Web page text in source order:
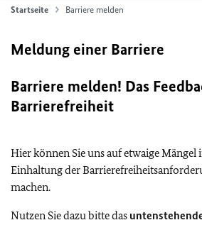
Startseite Barriere melden
Meldung einer Barriere
Barriere melden! Das
Barrierefreiheit
Hier können Sie uns auf etwaige Mängel
Einhaltung der
machen.
Nutzen Sie dazu bitte das